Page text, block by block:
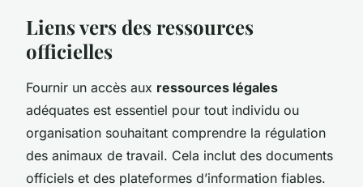
Liens vers des ressources
officielles
Fournir un accès aux ressources légales
adéquates est essentiel pour tout individu ou
organisation souhaitant comprendre la régulation
des animaux de travail. Cela inclut des documents
officiels et des plateformes d’information fiables.